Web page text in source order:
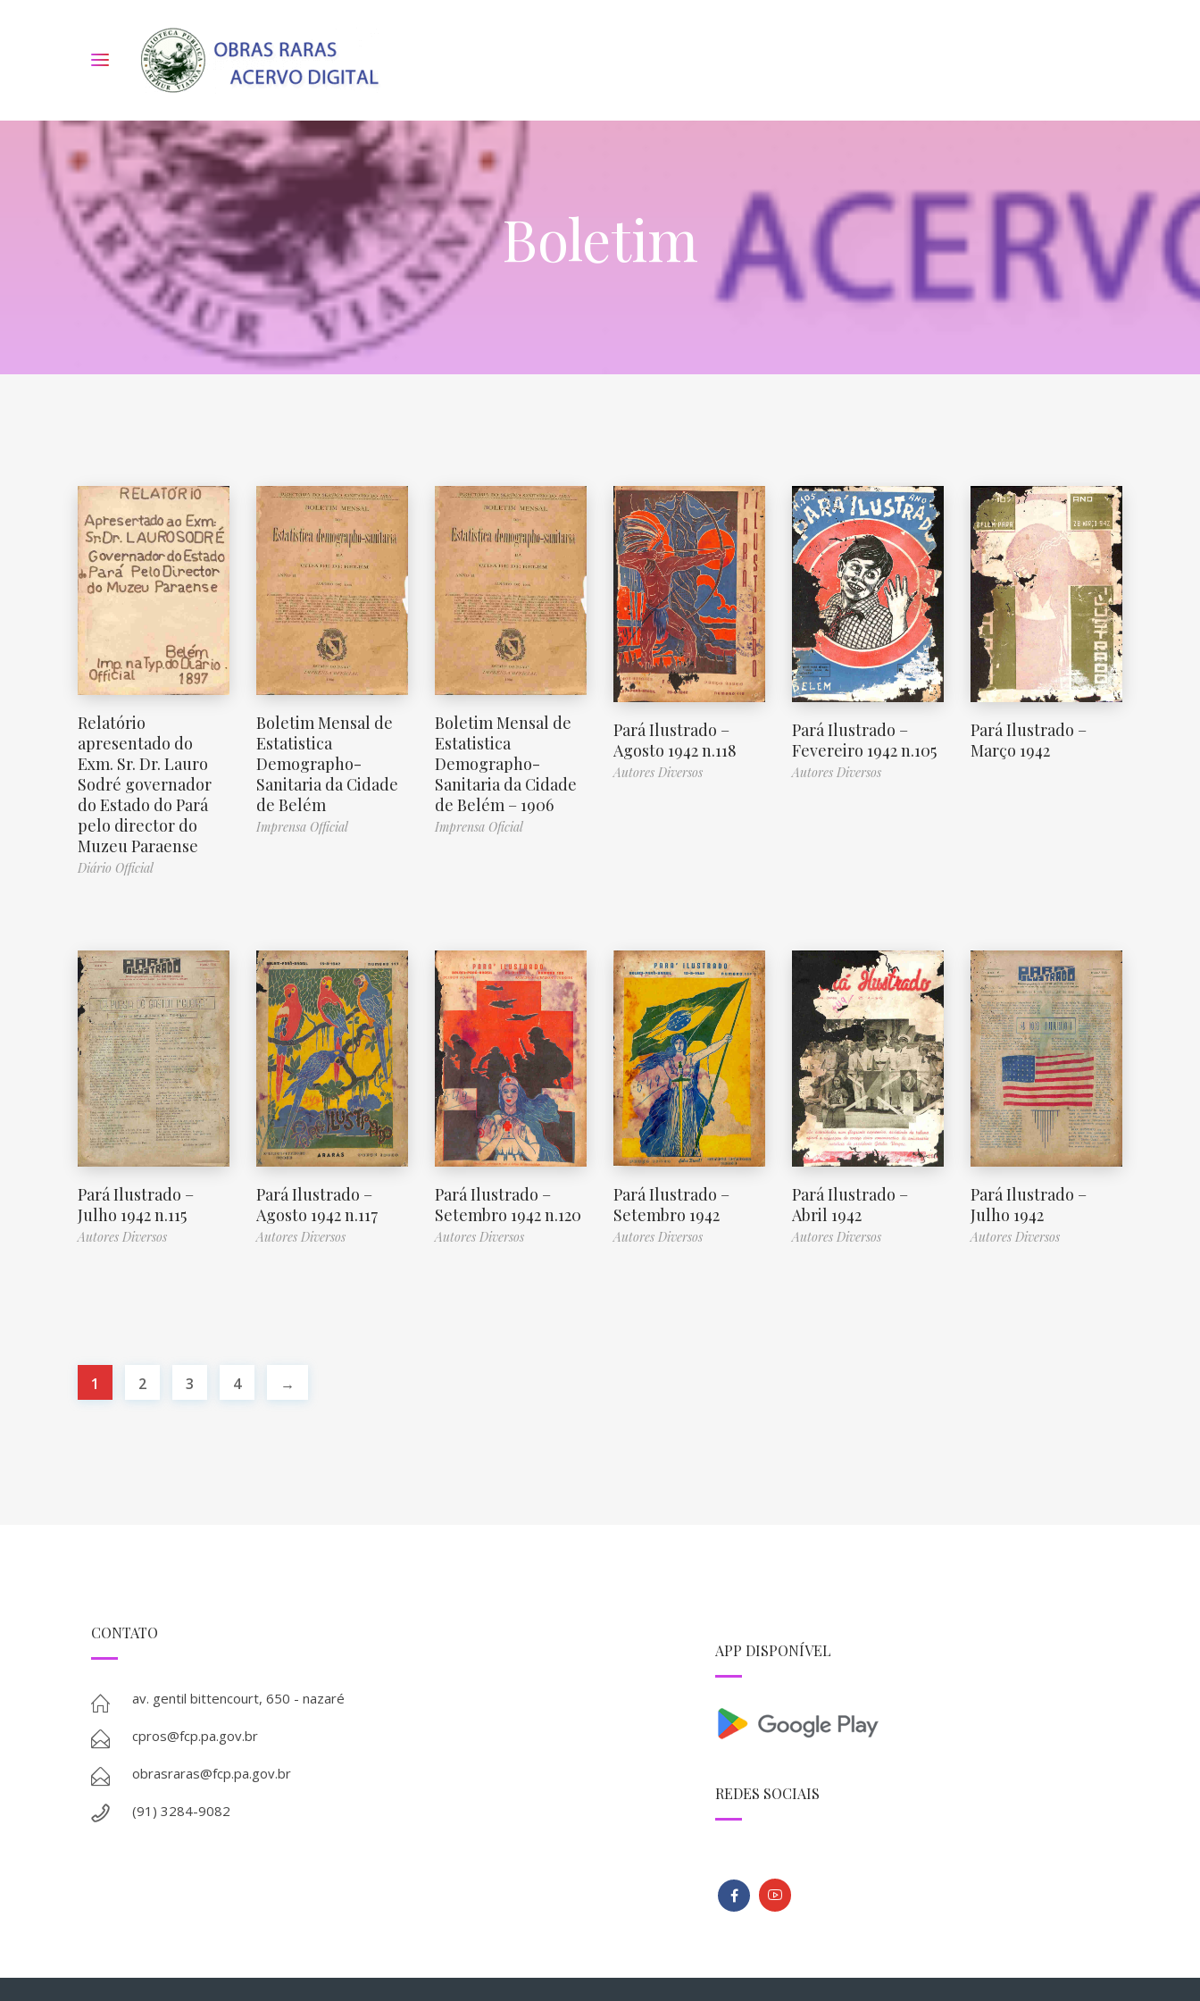
Boletim
Relatório
apresentado do
Exm. Sr. Dr. Lauro
Sodré governador
do Estado do Pará
pelo director do
Muzeu Paraense
Diário Official
Boletim Mensal de
Estatistica
Demographo-
Sanitaria da Cidade
de Belém
Imprensa Official
Boletim Mensal de
Estatistica
Demographo-
Sanitaria da Cidade
de Belém – 1906
Imprensa Oficial
Pará Ilustrado –
Agosto 1942 n.118
Autores Diversos
Pará Ilustrado –
Fevereiro 1942 n.105
Autores Diversos
Pará Ilustrado –
Março 1942
Pará Ilustrado –
Julho 1942 n.115
Autores Diversos
Pará Ilustrado –
Agosto 1942 n.117
Autores Diversos
Pará Ilustrado –
Setembro 1942 n.120
Autores Diversos
Pará Ilustrado –
Setembro 1942
Autores Diversos
Pará Ilustrado –
Abril 1942
Autores Diversos
Pará Ilustrado –
Julho 1942
Autores Diversos
1 2 3 4 →
CONTATO
av. gentil bittencourt, 650 - nazaré
cpros@fcp.pa.gov.br
obrasraras@fcp.pa.gov.br
(91) 3284-9082
APP DISPONÍVEL
REDES SOCIAIS